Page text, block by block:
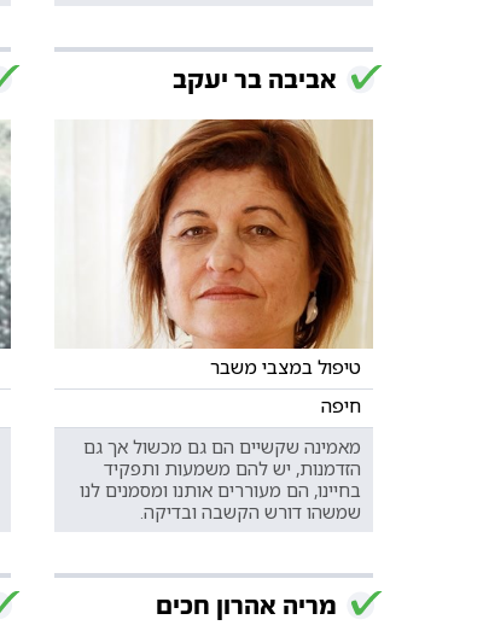
אביבה בר יעקב
טיפול במצבי משבר
חיפה
מאמינה שקשיים הם גם מכשול אך גם
הזדמנות, יש להם משמעות ותפקיד
בחיינו, הם מעוררים אותנו ומסמנים לנו
שמשהו דורש הקשבה ובדיקה.
מריה אהרון חכים